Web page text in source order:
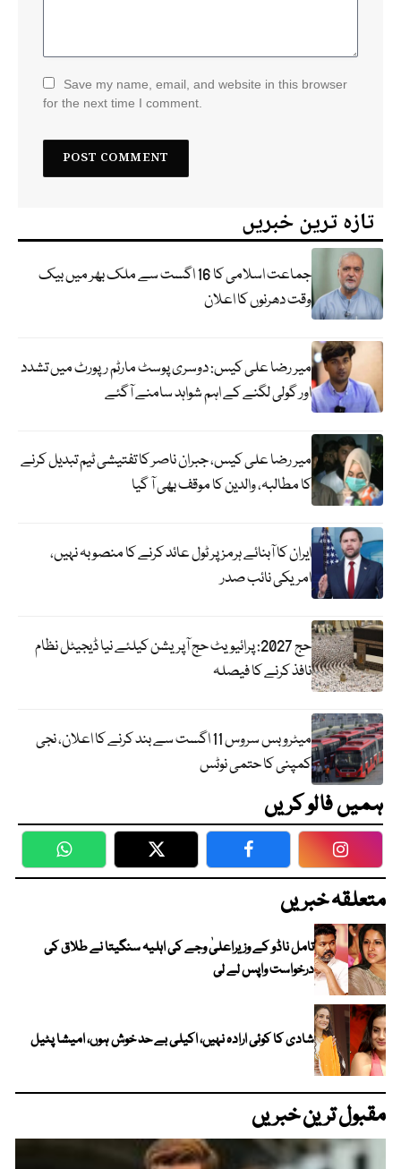
Save my name, email, and website in this browser
for the next time I comment.
تازہ ترین خبریں
جماعت اسلامی کا 16 اگست سے ملک بھر میں بیک
وقت دھرنوں کا اعلان
میر رضا علی کیس: دوسری پوسٹ مارٹم رپورٹ میں تشدد
اور گولی لگنے کے اہم شواہد سامنے آگئے
میر رضا علی کیس، جبران ناصر کا تفتیشی ٹیم تبدیل کرنے
کا مطالبہ، والدین کا موقف بھی آ گیا
ایران کا آبنائے ہرمز پر ٹول عائد کرنے کا منصوبہ نہیں،
امریکی نائب صدر
حج 2027: پرائیویٹ حج آپریشن کیلئے نیا ڈیجیٹل نظام
نافذ کرنے کا فیصلہ
میٹرو بس سروس 11 اگست سے بند کرنے کا اعلان، نجی
کمپنی کا حتمی نوٹس
ہمیں فالو کریں
WhatsApp Twitter Facebook
متعلقہ خبریں
تامل ناڈو کے وزیراعلیٰ وجے کی اہلیہ سنگیتا نے طلاق کی
درخواست واپس لے لی
شادی کا کوئی ارادہ نہیں، اکیلی بے حد خوش ہوں، امیشا پٹیل
مقبول ترین خبریں